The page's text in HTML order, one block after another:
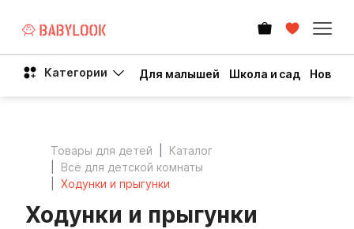
Категории Для малышей Школа и сад Новый
Товары для детей
Каталог
Всё для детской комнаты
Ходунки и прыгунки
Ходунки и прыгунки